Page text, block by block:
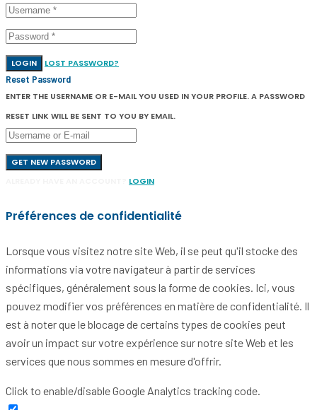
LOGIN LOST PASSWORD?
Reset Password
ENTER THE USERNAME OR E-MAIL YOU USED IN YOUR PROFILE. A PASSWORD
RESET LINK WILL BE SENT TO YOU BY EMAIL.
GET NEW PASSWORD
LOGIN
Préférences de confidentialité
Lorsque vous visitez notre site Web, il se peut qu'il stocke des
informations via votre navigateur à partir de services
spécifiques, généralement sous la forme de cookies. Ici, vous
pouvez modifier vos préférences en matière de confidentialité. Il
est à noter que le blocage de certains types de cookies peut
avoir un impact sur votre expérience sur notre site Web et les
services que nous sommes en mesure d'offrir.
Click to enable/disable Google Analytics tracking code.